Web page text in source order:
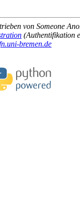
von Someone
(Authentifikation
bremen.de